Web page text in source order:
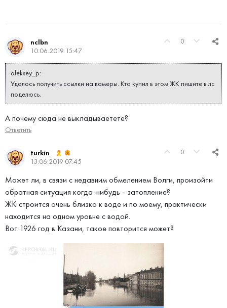
0
nclbn
10.06.2019 15:47
aleksey_p:
Удалось получить ссылки на камеры. Кто купил в этом ЖК пишите в лс
поделюсь.
А почему сюда не выкладываетете?
Ответить
0
turkin
13.06.2019 07:45
Может ли, в связи с недавним обмелением Волги, произойти
обратная ситуация когда-нибудь - затопление?
ЖК строится очень близко к воде и по моему, практически
находится на одном уровне с водой.
Вот 1926 год в Казани, такое повторится может?